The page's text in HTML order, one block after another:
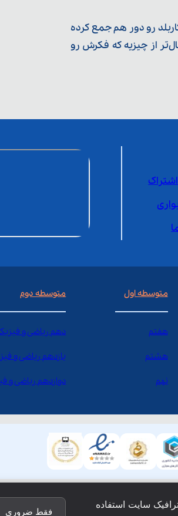
رو دور هم جمع کرده
از چیزیه که فکرش رو
متوسطه اول
هفتم
هشتم
نهم
متوسطه دوم
دهم ریاضی و
یازدهم ریاضی و
دوازدهم ریاضی و
سایت استفاده
فقط ضروری